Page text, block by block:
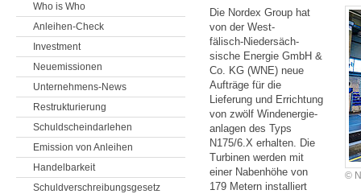
©
Die Nordex Group hat
von der West­
fälisch‑Nieder­säch­
sische Energie GmbH &
Co. KG (WNE) neue
Aufträge für die
Lieferung und Errich­tung
von zwölf Wind­energie­
anlagen des Typs
N175/6.X erhalten. Die
Turbinen werden mit
einer Naben­höhe von
179 Metern installiert
Who is Who
Anleihen-Check
Investment
Neuemissionen
Unternehmens-News
Restrukturierung
Schuldscheindarlehen
Emission von Anleihen
Handelbarkeit
Schuldverschreibungsgesetz